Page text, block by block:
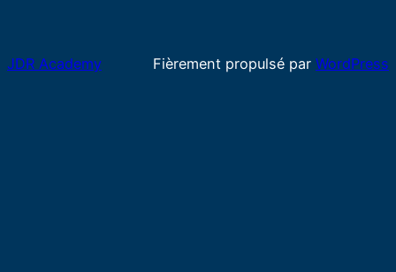
JDR Academy Fièrement propulsé par WordPress